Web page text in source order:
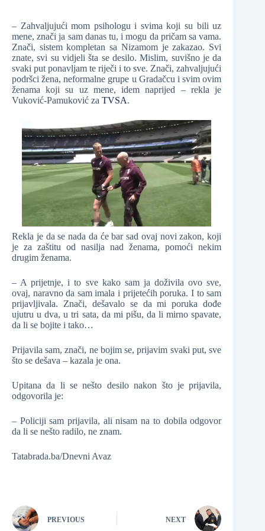
– Zahvaljujući mom psihologu i svima koji su bili uz
mene, znači ja sam danas tu, i mogu da pričam sa vama.
Znači, sistem kompletan sa Nizamom je zakazao. Svi
znate, svi su vidjeli šta se desilo. Mislim, suvišno je da
svaki put ponavljam te riječi i to sve. Znači, zahvaljujući
podršci žena, neformalne grupe u Gradačcu i svim ovim
ženama koji su uz mene, idem naprijed – rekla je
Vuković-Pamuković za TVSA.
Rekla je da se nada da će bar sad ovaj novi zakon, koji
je za zaštitu od nasilja nad ženama, pomoći nekim
drugim ženama.
– A prijetnje, i to sve kako sam ja doživila ovo sve,
ovaj, naravno da sam imala i prijetećih poruka. I to sam
prijavljivala. Znači, dešavalo se da mi poruka dođe
ujutru u dva, u tri sata, da mi pišu, da li mirno spavate,
da li se bojite i tako…
Prijavila sam, znači, ne bojim se, prijavim svaki put, sve
što se dešava – kazala je ona.
Upitana da li se nešto desilo nakon što je prijavila,
odgovorila je:
– Policiji sam prijavila, ali nisam na to dobila odgovor
da li se nešto radilo, ne znam.
Tatabrada.ba/Dnevni Avaz
PREVIOUS NEXT